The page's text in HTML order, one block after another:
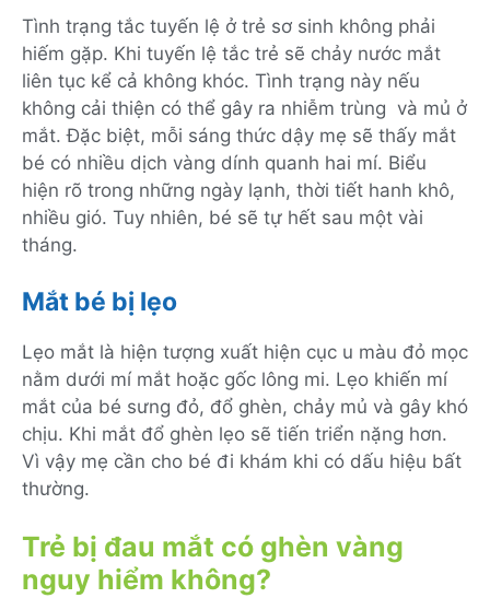
Tình trạng tắc tuyến lệ ở trẻ sơ sinh không phải
hiếm gặp. Khi tuyến lệ tắc trẻ sẽ chảy nước mắt
liên tục kể cả không khóc. Tình trạng này nếu
không cải thiện có thể gây ra nhiễm trùng và mủ ở
mắt. Đặc biệt, mỗi sáng thức dậy mẹ sẽ thấy mắt
bé có nhiều dịch vàng dính quanh hai mí. Biểu
hiện rõ trong những ngày lạnh, thời tiết hanh khô,
nhiều gió. Tuy nhiên, bé sẽ tự hết sau một vài
tháng.
Mắt bé bị lẹo
Lẹo mắt là hiện tượng xuất hiện cục u màu đỏ mọc
nằm dưới mí mắt hoặc gốc lông mi. Lẹo khiến mí
mắt của bé sưng đỏ, đổ ghèn, chảy mủ và gây khó
chịu. Khi mắt đổ ghèn lẹo sẽ tiến triển nặng hơn.
Vì vậy mẹ cần cho bé đi khám khi có dấu hiệu bất
thường.
Trẻ bị đau mắt có ghèn vàng
nguy hiểm không?